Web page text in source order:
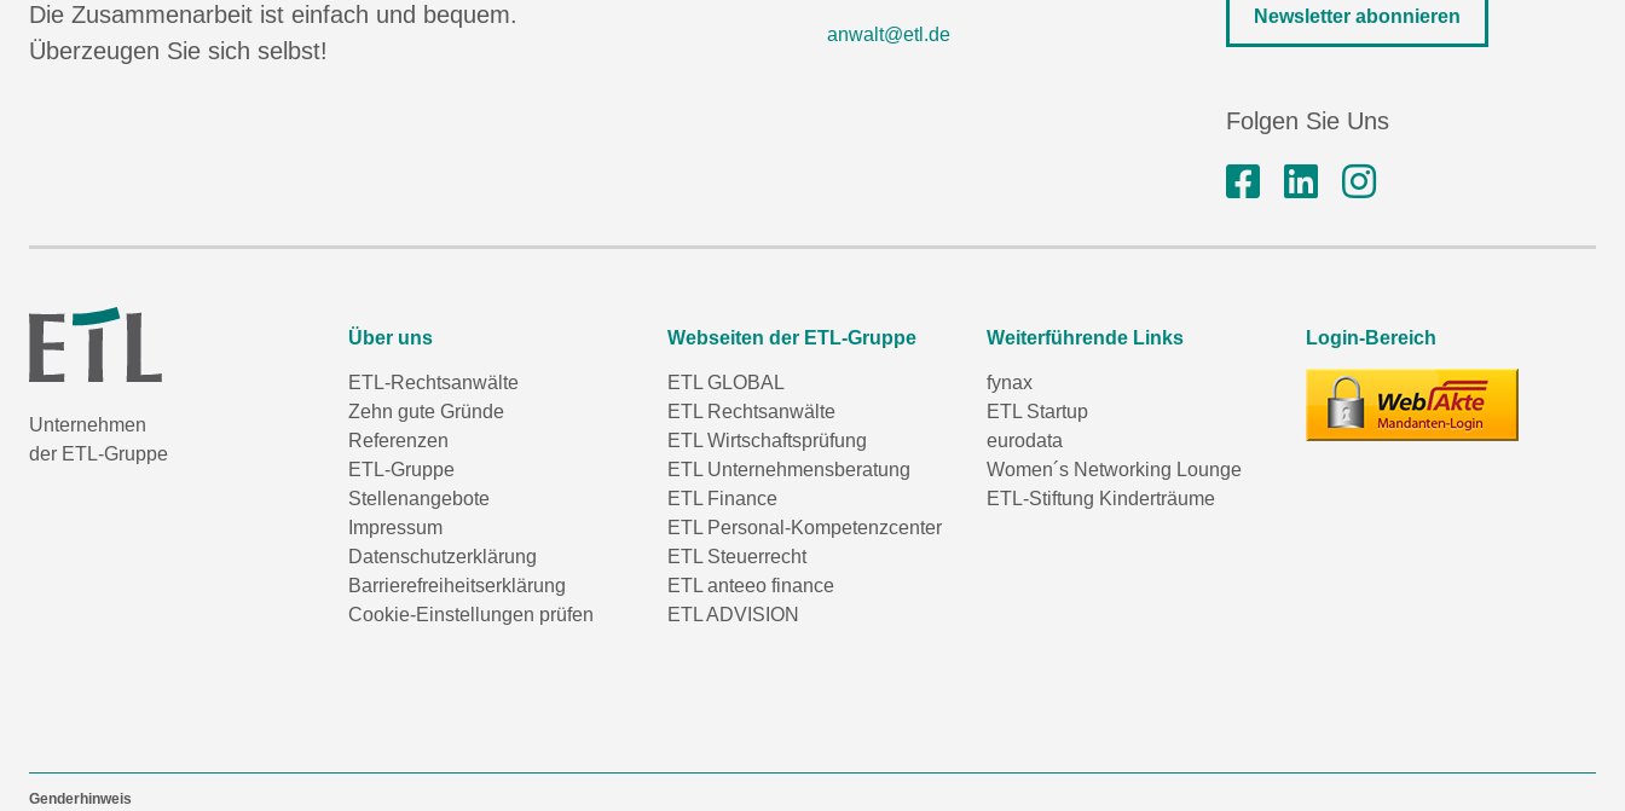
Die Zusammenarbeit ist einfach und bequem.
Überzeugen Sie sich selbst!
anwalt@etl.de
Newsletter abonnieren
Folgen Sie Uns
Unternehmen
der ETL-Gruppe
Über uns
ETL-Rechtsanwälte
Zehn gute Gründe
Referenzen
ETL-Gruppe
Stellenangebote
Impressum
Datenschutzerklärung
Barrierefreiheitserklärung
Cookie-Einstellungen prüfen
Webseiten der ETL-Gruppe
ETL GLOBAL
ETL Rechtsanwälte
ETL Wirtschaftsprüfung
ETL Unternehmensberatung
ETL Finance
ETL Personal-Kompetenzcenter
ETL Steuerrecht
ETL anteeo finance
ETL ADVISION
Weiterführende Links
fynax
ETL Startup
eurodata
Women´s Networking Lounge
ETL-Stiftung Kinderträume
Login-Bereich
Genderhinweis